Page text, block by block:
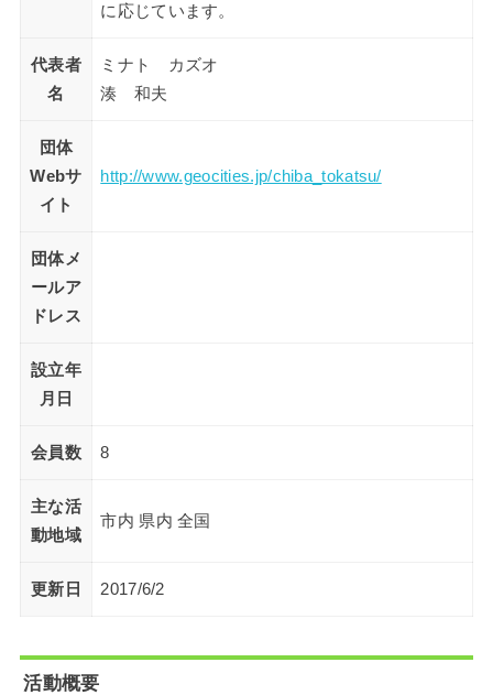
に応じています。
代表者
名
ミナト カズオ
湊 和夫
団体
Webサ
イト
http://www.geocities.jp/chiba_tokatsu/
団体メ
ールア
ドレス
設立年
月日
会員数 8
主な活
動地域
市内 県内 全国
更新日 2017/6/2
活動概要